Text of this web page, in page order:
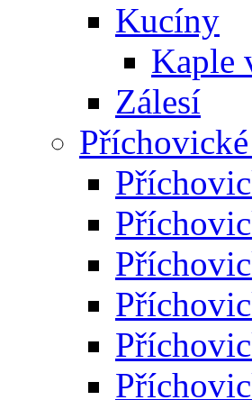
Kucíny
Kaple
Zálesí